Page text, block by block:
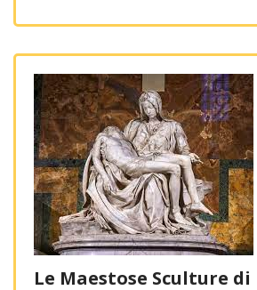
Le Maestose Sculture di